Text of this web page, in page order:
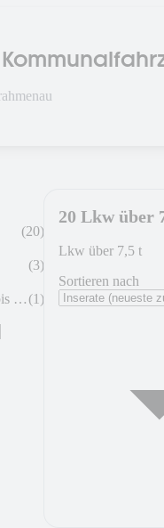
(20)
(3)
Transporter oder Lkw bis 7,5 t (1)
20 Lkw über
Lkw über 7,5 t
Sortieren nach